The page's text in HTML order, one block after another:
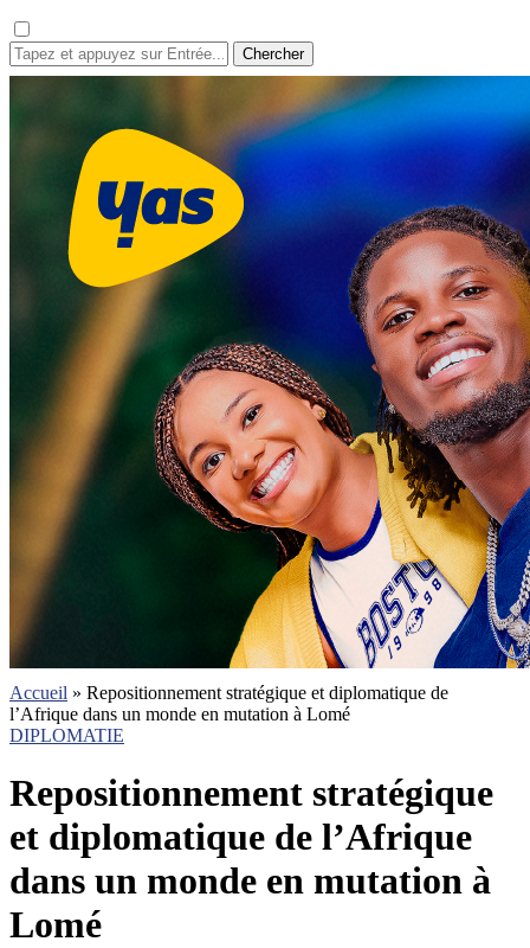
Chercher
Accueil » Repositionnement stratégique et diplomatique de
l’Afrique dans un monde en mutation à Lomé
DIPLOMATIE
Repositionnement stratégique
et diplomatique de l’Afrique
dans un monde en mutation à
Lomé